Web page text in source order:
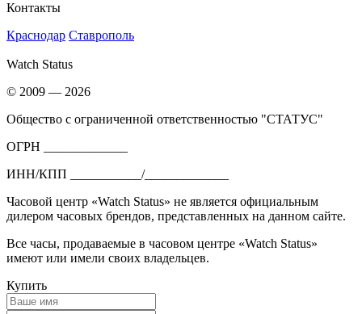
Контакты
Краснодар Ставрополь
Watch Status
© 2009 — 2026
Общество с ограниченной ответственностью "СТАТУС"
ОГРН _____________
ИНН/КПП ___________/_____________
Часовой центр «Watch Status» не является официальным
дилером часовых брендов, представленных на данном сайте.
Все часы, продаваемые в часовом центре «Watch Status»
имеют или имели своих владельцев.
Купить